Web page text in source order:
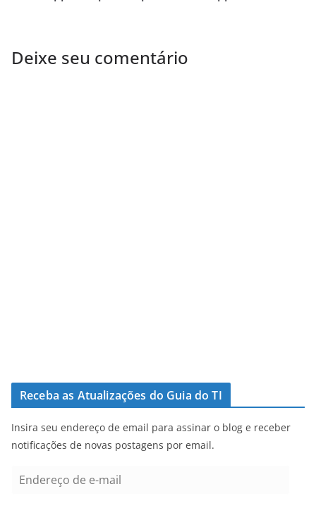
Deixe seu comentário
Receba as Atualizações do Guia do TI
Insira seu endereço de email para assinar o blog e receber
notificações de novas postagens por email.